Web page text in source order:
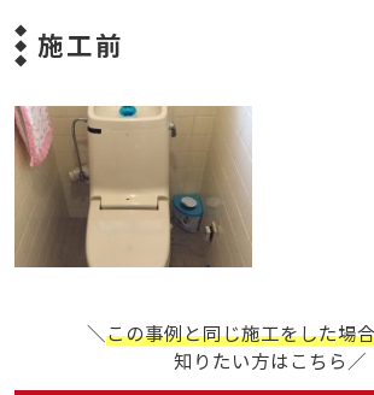
施工前
＼この事例と同じ施工をした場
知りたい方はこちら／